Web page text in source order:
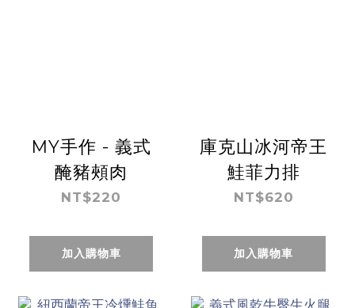
MY手作 - 義式
醃豬頰肉
NT$220
加入購物車
庫克山冰河帝王
鮭菲力排
NT$620
加入購物車